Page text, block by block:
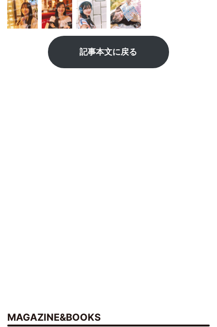
記事本文に戻る
MAGAZINE&BOOKS